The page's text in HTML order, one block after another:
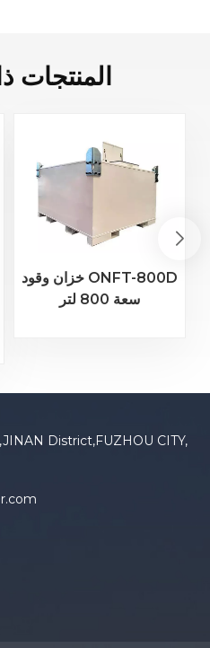
المنتجات
خزان وقود ONFT-800D
سعة 800 لتر
District,FUZHOU CITY,